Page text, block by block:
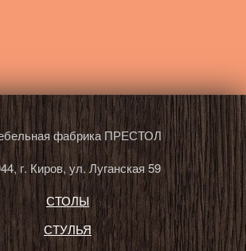
г. Киров, ул. Луганская 59
СТОЛЫ
СТУЛЬЯ